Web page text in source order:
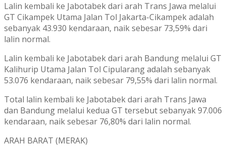
Lalin kembali ke Jabotabek dari arah Trans Jawa melalui
GT Cikampek Utama Jalan Tol Jakarta-Cikampek adalah
sebanyak 43.930 kendaraan, naik sebesar 73,59% dari
lalin normal.
Lalin kembali ke Jabotabek dari arah Bandung melalui GT
Kalihurip Utama Jalan Tol Cipularang adalah sebanyak
53.076 kendaraan, naik sebesar 79,55% dari lalin normal.
Total lalin kembali ke Jabotabek dari arah Trans Jawa
dan Bandung melalui kedua GT tersebut sebanyak 97.006
kendaraan, naik sebesar 76,80% dari lalin normal.
ARAH BARAT (MERAK)